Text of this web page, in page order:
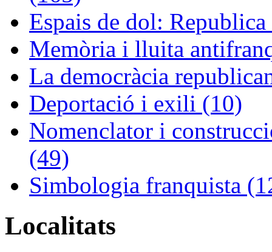
Espais de dol:
Memòria i lluita
La democràcia
Deportació i exili (10)
Nomenclator i
(49)
Simbologia franquista
Localitats